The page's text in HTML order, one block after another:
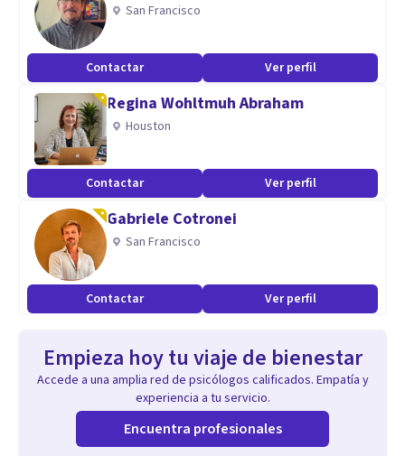
Psicología Positiva
Procesos de duelo y terapia de pareja
San Francisco
Contactar Ver perfil
Regina Wohltmuh Abraham
Houston
Contactar Ver perfil
Gabriele Cotronei
San Francisco
Contactar Ver perfil
Empieza hoy tu viaje de bienestar
Accede a una amplia red de psicólogos calificados. Empatía y
experiencia a tu servicio.
Encuentra profesionales